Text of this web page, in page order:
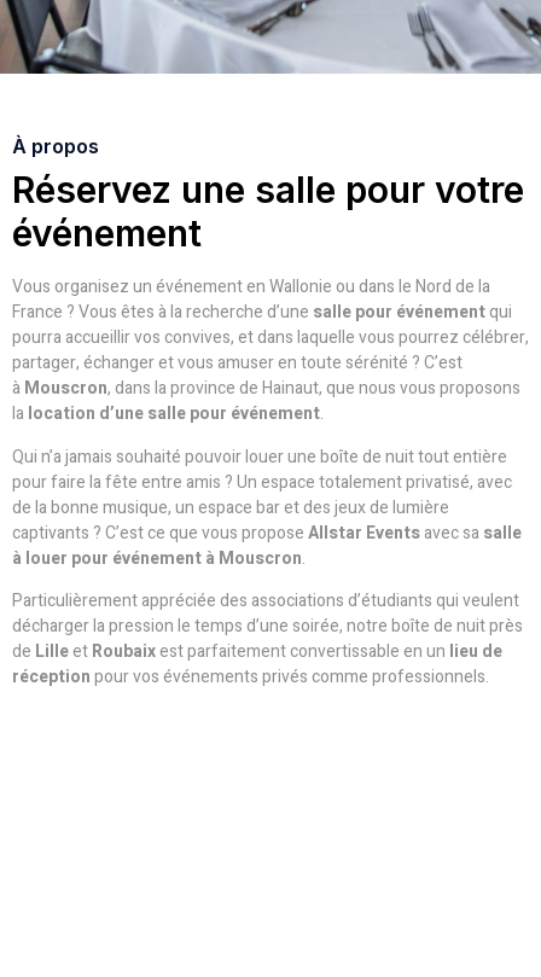
À propos
Réservez une salle pour votre
événement
Vous organisez un événement en Wallonie ou dans le Nord de la
France ? Vous êtes à la recherche d’une salle pour événementqui
pourra accueillir vos convives, et dans laquelle vous pourrez célébrer,
partager, échanger et vous amuser en toute sérénité ? C’est
à Mouscron, dans la province de Hainaut, que nous vous proposons
la location d’une salle pour événement.
Qui n’a jamais souhaité pouvoir louer une boîte de nuit tout entière
pour faire la fête entre amis ? Un espace totalement privatisé, avec
de la bonne musique, un espace bar et des jeux de lumière
captivants ? C’est ce que vous proposeAllstar Eventsavec sa salle
à louer pour événement à Mouscron.
Particulièrement appréciée des associations d’étudiants qui veulent
décharger la pression le temps d’une soirée, notre boîte de nuit près
de LilleetRoubaixest parfaitement convertissable en un lieu de
réceptionpour vos événements privés comme professionnels.